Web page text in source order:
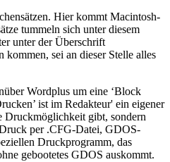
Hier kommt Macintosh-
tummeln sich unter diesem
unter der Überschrift
kommen, sei an dieser Stelle alles
Wordplus um eine ‘Block
ist im Redakteur' ein eigener
Druckmöglichkeit gibt, sondern
per .CFG-Datei, GDOS-
Druckprogramm, das
gebootetes GDOS auskommt.